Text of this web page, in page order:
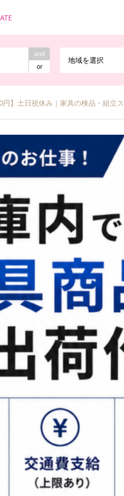
and
or
地域を選択
円】土日祝休み｜家具の検品・組立